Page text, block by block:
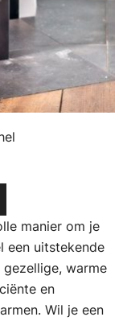
manier om je
een uitstekende
warme
en
Wil je een